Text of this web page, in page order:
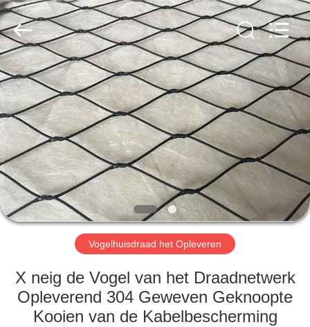
HUIS
PRODUCTEN
ONGEVEER
ONS
FABRIEKSREIS
KWALITEITSCONTROLE
CONTACTEER
Anping
Yuntong
Metal
Wire
Mesh
Co.,Ltd.
All
Rights
Reserved.
Vogelhuisdraad het Opleveren
X neig de Vogel van het Draadnetwerk
Opleverend 304 Geweven Geknoopte
Kooien van de Kabelbescherming